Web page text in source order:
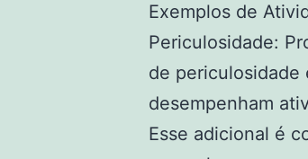
Exemplos de
Periculosidade:
de periculosidade
desempenham
Esse adicional é